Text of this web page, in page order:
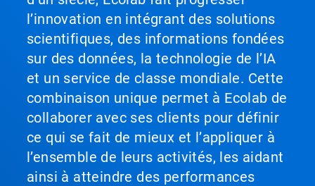
l’innovation en intégrant des solutions
scientifiques, des informations fondées
sur des données, la technologie de l’IA
et un service de classe mondiale. Cette
combinaison unique permet à Ecolab de
collaborer avec ses clients pour définir
ce qui se fait de mieux et l’appliquer à
l’ensemble de leurs activités, les aidant
ainsi à atteindre des performances